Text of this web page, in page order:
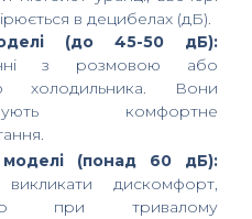
в децибелах (дБ).
(до 45-50 дБ):
з розмовою або
холодильника. Вони
комфортне
моделі (понад 60 дБ):
дискомфорт,
при тривалому